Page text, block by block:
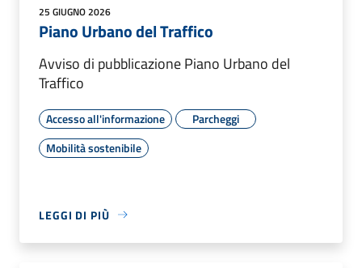
25 GIUGNO 2026
Piano Urbano del Traffico
Avviso di pubblicazione Piano Urbano del
Traffico
Accesso all'informazione
Parcheggi
Mobilità sostenibile
LEGGI DI PIÙ